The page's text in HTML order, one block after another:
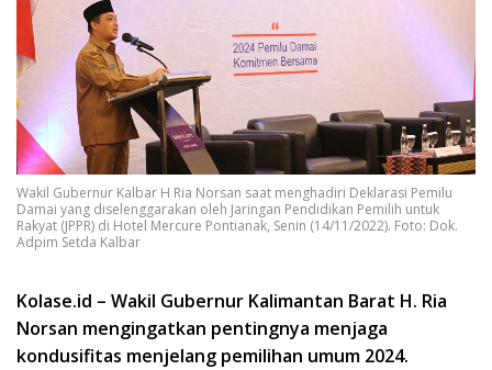
Wakil Gubernur Kalbar H Ria Norsan saat menghadiri Deklarasi Pemilu
Damai yang diselenggarakan oleh Jaringan Pendidikan Pemilih untuk
Rakyat (JPPR) di Hotel Mercure Pontianak, Senin (14/11/2022). Foto: Dok.
Adpim Setda Kalbar
Kolase.id – Wakil Gubernur Kalimantan Barat H. Ria
Norsan mengingatkan pentingnya menjaga
kondusifitas menjelang pemilihan umum 2024.